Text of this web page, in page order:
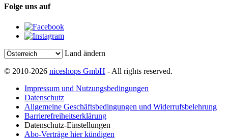
Folge uns auf
Land ändern
© 2010-2026 niceshops GmbH - All rights reserved.
Impressum und Nutzungsbedingungen
Datenschutz
Allgemeine Geschäftsbedingungen und Widerrufsbelehrung
Barrierefreiheitserklärung
Datenschutz-Einstellungen
Abo-Verträge hier kündigen